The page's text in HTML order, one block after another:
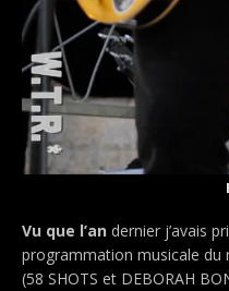
Vu que l’an dernier j’avais
programmation musicale du
(58 SHOTS et DEBORAH